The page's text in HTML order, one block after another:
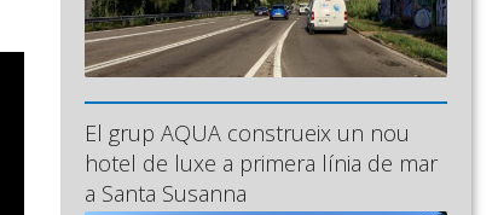
El grup AQUA construeix un nou
hotel de luxe a primera línia de mar
a Santa Susanna